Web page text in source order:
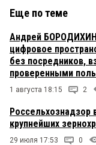
Еще по теме
Андрей
цифровое
без посредников,
проверенными
1 августа 18:15 2
Россельхознадзор
крупнейших
29 июля 17:53 0